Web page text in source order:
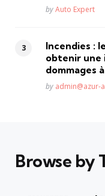
Posted
byAuto Expert
Incendies :
obtenir une
dommages
Posted
by admin@azur-
Browse by